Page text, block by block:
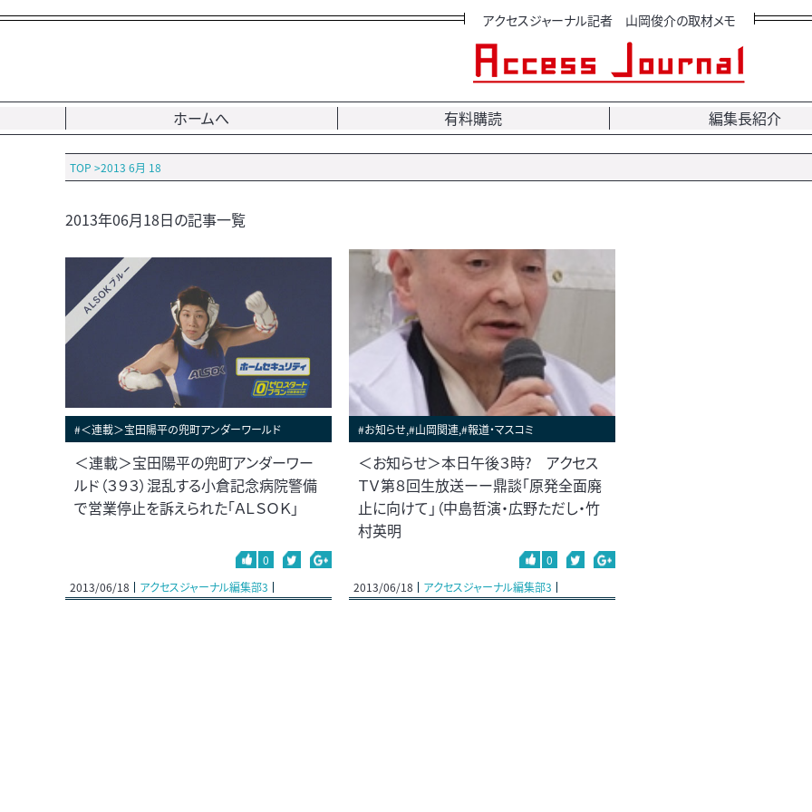
アクセスジャーナル記者 山岡俊介の取材メモ
ホームへ 有料購読 編集長紹介
TOP >2013 6月 18
2013年06月18日の記事一覧
#＜連載＞宝田陽平の兜町アンダーワールド
＜連載＞宝田陽平の兜町アンダーワー
ルド（３９３）混乱する小倉記念病院警備
で営業停止を訴えられた「ＡＬＳＯＫ」
0
2013/06/18
アクセスジャーナル編集部3
#お知らせ,#山岡関連,#報道・マスコミ
＜お知らせ＞本日午後３時? アクセス
ＴＶ第８回生放送ーー鼎談「原発全面廃
止に向けて」（中島哲演・広野ただし・竹
村英明
0
2013/06/18
アクセスジャーナル編集部3